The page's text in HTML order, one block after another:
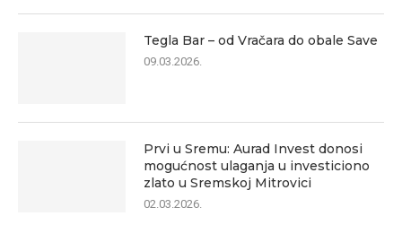
Tegla Bar – od Vračara do obale Save
09.03.2026.
Prvi u Sremu: Aurad Invest donosi
mogućnost ulaganja u investiciono
zlato u Sremskoj Mitrovici
02.03.2026.